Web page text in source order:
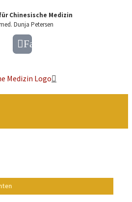
Chinesische Medizin
Dunja Petersen
Facebook